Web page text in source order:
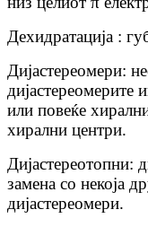
Дехидратација :
Дијастереомери:
дијастереомерите
или повеќе
хирални центри.
Дијастереотопни:
замена со некоја
дијастереомери.